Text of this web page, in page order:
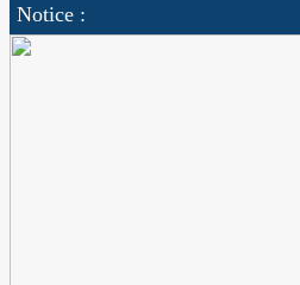
Notice :